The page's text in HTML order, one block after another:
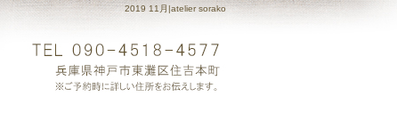
2019 11月|atelier sorako